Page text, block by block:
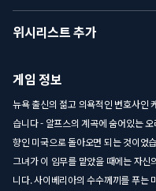
위시리스트 추가
게임 정보
뉴욕 출신의 젊고 의욕적인 변호사인
습니다 - 알프스의 계곡에 숨어있는
향인 미국으로 돌아오면 되는 것이었
그녀가 이 임무를 맡았을 때에는 자
니다. 사이베리아의 수수께끼를 푸는